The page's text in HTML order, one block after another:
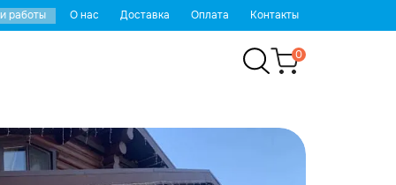
работы О нас Доставка Оплата Контакты
0